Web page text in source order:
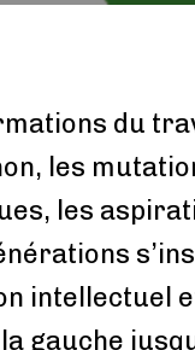
du
les
les
intellectuel
gauche